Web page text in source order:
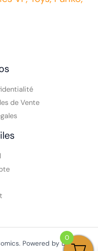
de Vente
Powered by Diable
0